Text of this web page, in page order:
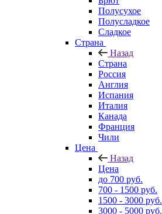
Полусухое
Полусладкое
Сладкое
Страна
Назад
Страна
Россия
Англия
Испания
Италия
Канада
Франция
Чили
Цена
Назад
Цена
до 700 руб.
700 - 1500 руб.
1500 - 3000 руб.
3000 - 5000 руб.